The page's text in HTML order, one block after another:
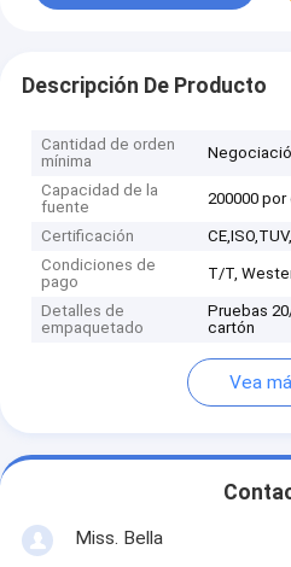
Descripción De Producto
Cantidad de orden
mínima
Capacidad de la
fuente
200000 por
Certificación
Condiciones de
pago
T/T,
Detalles de
empaquetado
Pruebas
cartón
Vea
Miss. Bella